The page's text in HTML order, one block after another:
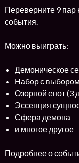
Переверните 9 пар
события.
Можно выиграть:
Демоническое
Набор с
Озорной енот (3
Эссенция
Сфера демона
и многое другое
Подробнее о